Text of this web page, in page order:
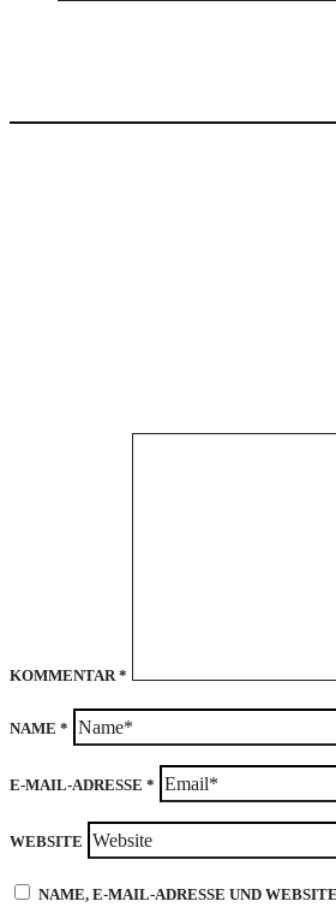
KOMMENTAR*
NAME *
E-MAIL-ADRESSE *
WEBSITE
NAME, E-MAIL-ADRESSE UND